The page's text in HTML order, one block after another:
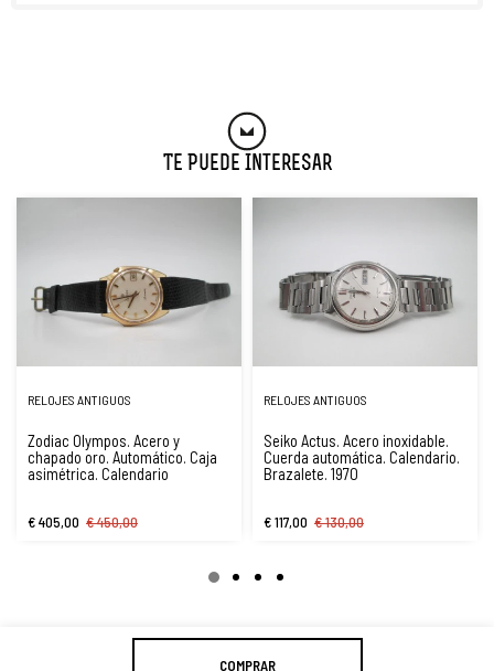
COMPRAR
Te Puede Interesar
RELOJES ANTIGUOS
Zodiac Olympos. Acero y
chapado oro. Automático. Caja
asimétrica. Calendario
€ 405,00 € 450,00
RELOJES ANTIGUOS
Seiko Actus. Acero inoxidable.
Cuerda automática. Calendario.
Brazalete. 1970
€ 117,00 € 130,00